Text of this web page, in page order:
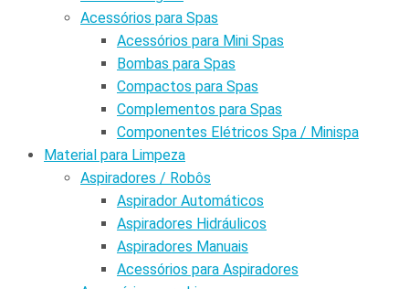
Acessórios para Spas
Acessórios para Mini Spas
Bombas para Spas
Compactos para Spas
Complementos para Spas
Componentes Elétricos Spa / Minispa
Material para Limpeza
Aspiradores / Robôs
Aspirador Automáticos
Aspiradores Hidráulicos
Aspiradores Manuais
Acessórios para Aspiradores